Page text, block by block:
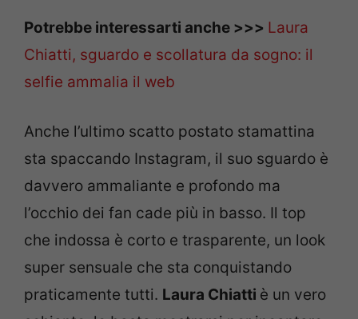
Potrebbe interessarti anche >>> Laura
Chiatti, sguardo e scollatura da sogno: il
selfie ammalia il web
Anche l’ultimo scatto postato stamattina
sta spaccando Instagram, il suo sguardo è
davvero ammaliante e profondo ma
l’occhio dei fan cade più in basso. Il top
che indossa è corto e trasparente, un look
super sensuale che sta conquistando
praticamente tutti. Laura Chiatti è un vero